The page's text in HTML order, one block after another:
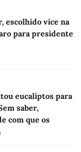
escolhido vice na
para presidente
eucaliptos para
saber,
com que os